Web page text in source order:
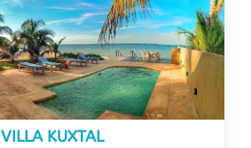
VILLA KUXTAL